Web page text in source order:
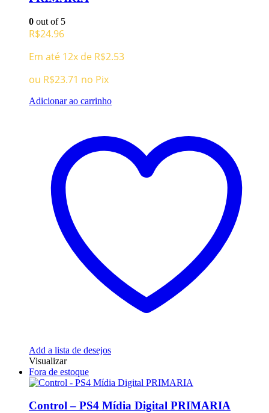
0 out of 5
R$24.96
Em até 12x de R$2.53
ou R$23.71 no Pix
Adicionar ao carrinho
Add a lista de desejos
Visualizar
Fora de estoque
Control – PS4 Mídia Digital PRIMARIA